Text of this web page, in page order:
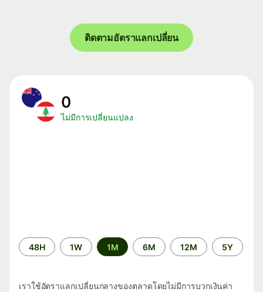
ติดตามอัตราแลกเปลี่ยน
0
ไม่มีการเปลี่ยนแปลง
ระยะ
เวลา
48H 1W 1M 6M 12M 5Y
เราใช้อัตราแลกเปลี่ยนกลางของตลาดโดยไม่มีการบวกเงินค่า